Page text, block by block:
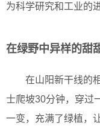
为科学研究和工业的
在绿野中异样的甜
在山阳新干线的
士爬坡30分钟，穿过
一变，充满了绿植，